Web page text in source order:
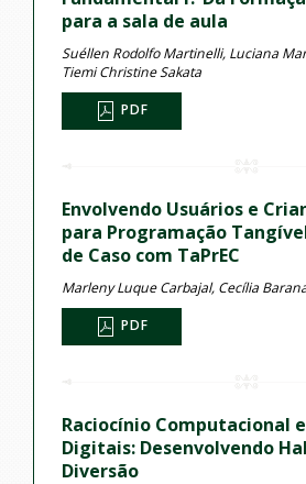
para a sala de aula
Suéllen Rodolfo Martinelli, Luciana
Tiemi Christine Sakata
PDF
Envolvendo Usuários e
para Programação
de Caso com TaPrEC
Marleny Luque Carbajal, Cecília
PDF
Raciocínio Computacional
Digitais: Desenvolvendo
Diversão